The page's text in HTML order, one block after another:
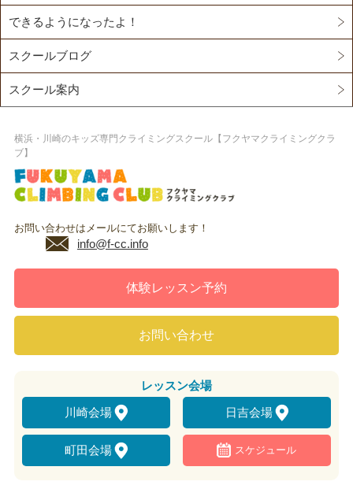
できるようになったよ！
スクールブログ
スクール案内
横浜・川崎のキッズ専門クライミングスクール【フクヤマクライミングクラ
ブ】
お問い合わせはメールにてお願いします！
info@f-cc.info
体験レッスン予約
お問い合わせ
レッスン会場
川崎会場
日吉会場
町田会場 スケジュール